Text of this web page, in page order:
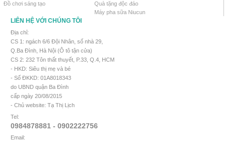
Đồ chơi sáng tạo
Quà tặng độc đáo
Máy pha sữa Niucun
LIÊN HỆ VỚI CHÚNG TÔI
Địa chỉ:
CS 1: ngách 6/6 Đội Nhân, số nhà 29,
Q.Ba Đình, Hà Nội (Ô tô tận cửa)
CS 2: 232 Tôn thất thuyết, P.33, Q.4, HCM
- HKD: Siêu thị mẹ và bé
- Số ĐKKD: 01A8018343
do UBND quận Ba Đình
cấp ngày 20/08/2015
- Chủ website: Tạ Thị Lịch
Tel:
0984878881 - 0902222756
Email: